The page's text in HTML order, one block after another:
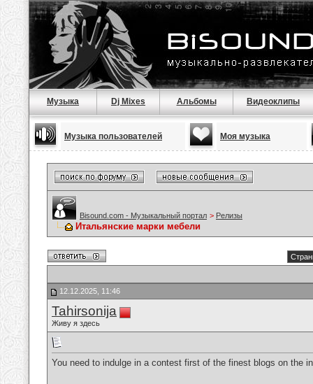
Музыка Dj Mixes Альбомы Видеоклипы
Музыка пользователей Моя музыка
Bisound.com - Музыкальный портал > Релизы
Итальянские марки мебели
12.12.2025, 11:46
Tahirsonija
Живу я здесь
You need to indulge in a contest first of the finest blogs on the